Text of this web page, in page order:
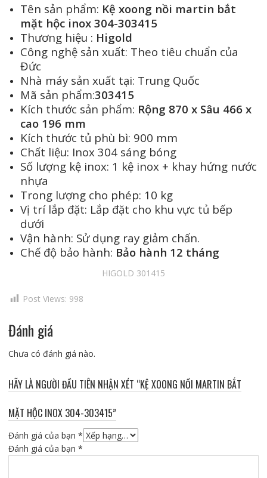
Tên sản phẩm: Kệ xoong nồi martin bắt
mặt hộc inox 304-303415
Thương hiệu : Higold
Công nghệ sản xuất: Theo tiêu chuẩn của
Đức
Nhà máy sản xuất tại: Trung Quốc
Mã sản phẩm:303415
Kích thước sản phẩm: Rộng 870 x Sâu 466 x
cao 196 mm
Kích thước tủ phù bì: 900 mm
Chất liệu: Inox 304 sáng bóng
Số lượng kệ inox: 1 kệ inox + khay hứng nước
nhựa
Trong lượng cho phép: 10 kg
Vị trí lắp đặt: Lắp đặt cho khu vực tủ bếp
dưới
Vận hành: Sử dụng ray giảm chấn.
Chế độ bảo hành: Bảo hành 12 tháng
HIGOLD 301415
Post Views: 998
Đánh giá
Chưa có đánh giá nào.
HÃY LÀ NGƯỜI ĐẦU TIÊN NHẬN XÉT “KỆ XOONG NỒI MARTIN BẮT
MẶT HỘC INOX 304-303415”
Đánh giá của bạn *
Đánh giá của bạn *